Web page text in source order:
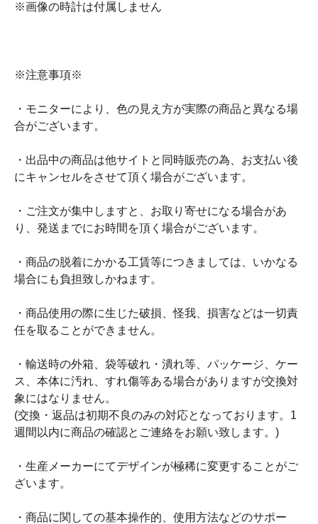
※画像の時計は付属しません
※注意事項※
・モニターにより、色の見え方が実際の商品と異なる場
合がございます。
・出品中の商品は他サイトと同時販売の為、お支払い後
にキャンセルをさせて頂く場合がございます。
・ご注文が集中しますと、お取り寄せになる場合があ
り、発送までにお時間を頂く場合がございます。
・商品の脱着にかかる工賃等につきましては、いかなる
場合にも負担致しかねます。
・商品使用の際に生じた破損、怪我、損害などは一切責
任を取ることができません。
・輸送時の外箱、袋等破れ・潰れ等、パッケージ、ケー
ス、本体に汚れ、すれ傷等ある場合がありますが交換対
象にはなりません。
(交換・返品は初期不良のみの対応となっております。1
週間以内に商品の確認とご連絡をお願い致します。)
・生産メーカーにてデザインが極稀に変更することがご
ざいます。
・商品に関しての基本操作的、使用方法などのサポー